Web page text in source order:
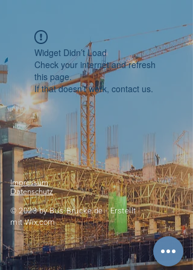
Widget Didn’t Load
Check your internet and refresh
this page.
If that doesn’t work, contact us.
Impressum
Datenschutz
© 2023 byBus-Brücke.de -Erstellt
mitWix.com